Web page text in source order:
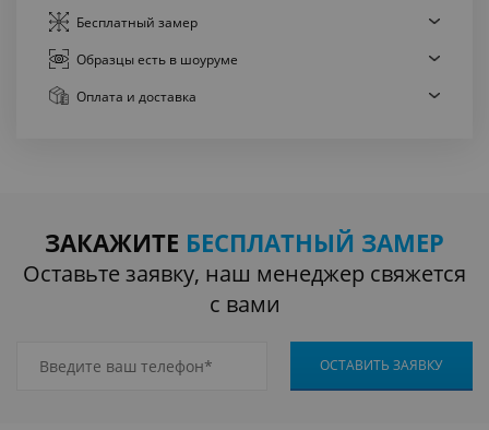
Бесплатный замер
Образцы есть в шоуруме
Оплата и доставка
ЗАКАЖИТЕ БЕСПЛАТНЫЙ ЗАМЕР
Оставьте заявку, наш менеджер свяжется
с вами